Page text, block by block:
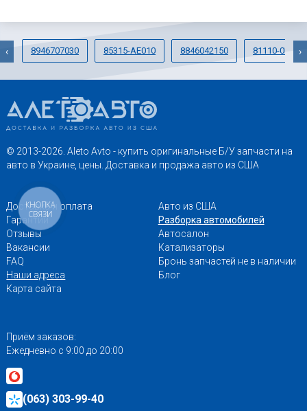
8946707030 85315-AE010 8846042150 81110-0E250
‹ ›
© 2013-2026. Aleto Avto - купить оригинальные Б/У запчасти на
авто в Украине, цены. Доставка и продажа авто из США
Доставка и оплата
Гарантии
Отзывы
Вакансии
FAQ
Наши адреса
Карта сайта
Авто из США
Разборка автомобилей
Автосалон
Катализаторы
Бронь запчастей не в наличии
Блог
Приём заказов:
Ежедневно с 9:00 до 20:00
(063) 303-99-40
КНОПКА
СВЯЗИ